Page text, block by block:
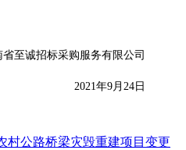
省至诚招标采购服务有限公司
2021年9月24日
村公路桥梁灾毁重建项目变更